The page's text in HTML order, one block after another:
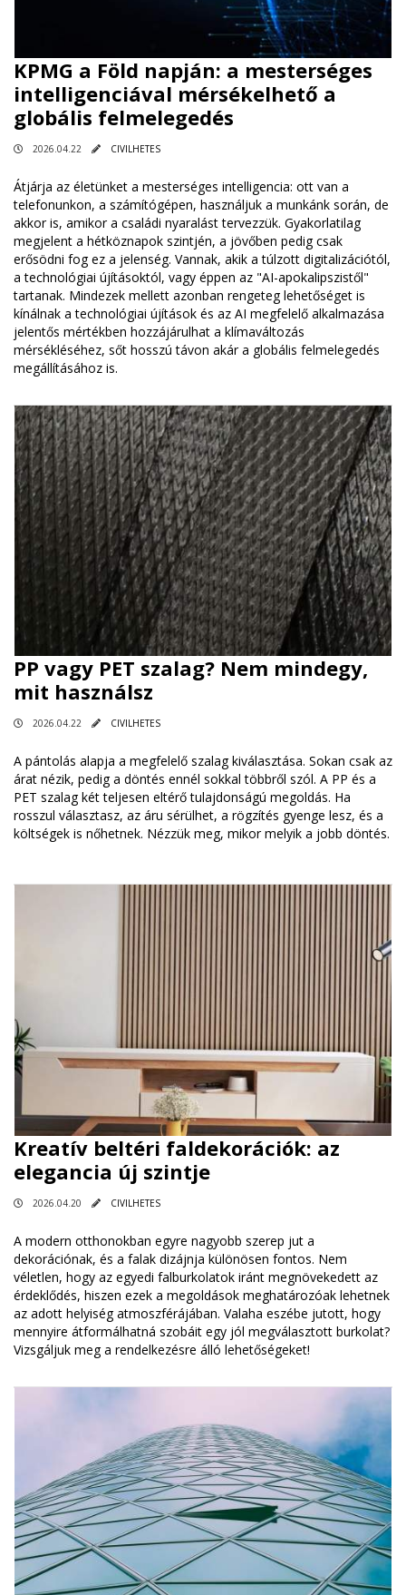
KPMG a Föld napján: a mesterséges
intelligenciával mérsékelhető a
globális felmelegedés
2026.04.22 CIVILHETES
Átjárja az életünket a mesterséges intelligencia: ott van a
telefonunkon, a számítógépen, használjuk a munkánk során, de
akkor is, amikor a családi nyaralást tervezzük. Gyakorlatilag
megjelent a hétköznapok szintjén, a jövőben pedig csak
erősödni fog ez a jelenség. Vannak, akik a túlzott digitalizációtól,
a technológiai újításoktól, vagy éppen az "AI-apokalipszistől"
tartanak. Mindezek mellett azonban rengeteg lehetőséget is
kínálnak a technológiai újítások és az AI megfelelő alkalmazása
jelentős mértékben hozzájárulhat a klímaváltozás
mérsékléséhez, sőt hosszú távon akár a globális felmelegedés
megállításához is.
PP vagy PET szalag? Nem mindegy,
mit használsz
2026.04.22 CIVILHETES
A pántolás alapja a megfelelő szalag kiválasztása. Sokan csak az
árat nézik, pedig a döntés ennél sokkal többről szól. A PP és a
PET szalag két teljesen eltérő tulajdonságú megoldás. Ha
rosszul választasz, az áru sérülhet, a rögzítés gyenge lesz, és a
költségek is nőhetnek. Nézzük meg, mikor melyik a jobb döntés.
Kreatív beltéri faldekorációk: az
elegancia új szintje
2026.04.20 CIVILHETES
A modern otthonokban egyre nagyobb szerep jut a
dekorációnak, és a falak dizájnja különösen fontos. Nem
véletlen, hogy az egyedi falburkolatok iránt megnövekedett az
érdeklődés, hiszen ezek a megoldások meghatározóak lehetnek
az adott helyiség atmoszférájában. Valaha eszébe jutott, hogy
mennyire átformálhatná szobáit egy jól megválasztott burkolat?
Vizsgáljuk meg a rendelkezésre álló lehetőségeket!